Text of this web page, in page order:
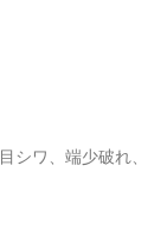
ワ、端少破れ、